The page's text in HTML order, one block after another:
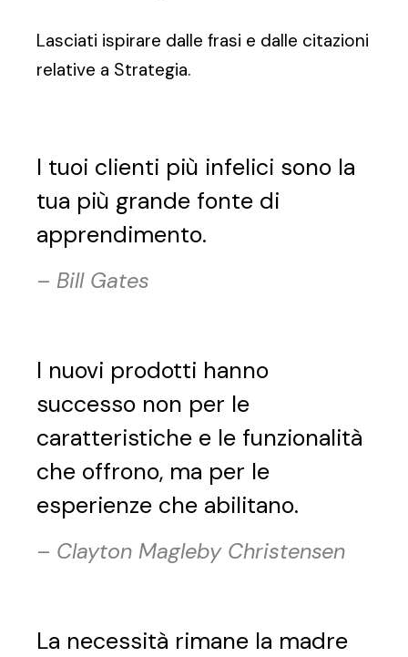
Lasciati ispirare dalle frasi e dalle citazioni
relative a Strategia.
I tuoi clienti più infelici sono la
tua più grande fonte di
apprendimento.
– Bill Gates
I nuovi prodotti hanno
successo non per le
caratteristiche e le funzionalità
che offrono, ma per le
esperienze che abilitano.
– Clayton Magleby Christensen
La necessità rimane la madre